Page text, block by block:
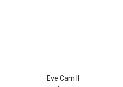
Eve Cam II